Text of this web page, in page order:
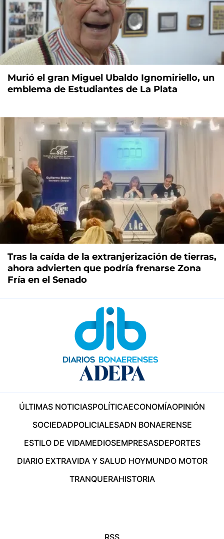
Murió el gran Miguel Ubaldo Ignomiriello, un
emblema de Estudiantes de La Plata
Tras la caída de la extranjerización de tierras,
ahora advierten que podría frenarse Zona
Fría en el Senado
ÚLTIMAS NOTICIASPOLÍTICAECONOMÍAOPINIÓN
SOCIEDADPOLICIALESADN BONAERENSE
ESTILO DE VIDAMEDIOSEMPRESASDEPORTES
DIARIO EXTRAVIDA Y SALUD HOYMUNDO MOTOR
TRANQUERAHISTORIA
RSS